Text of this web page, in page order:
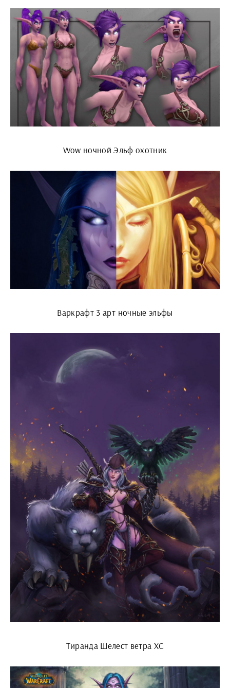
Wow ночной Эльф охотник
Варкрафт 3 арт ночные эльфы
Тиранда Шелест ветра ХС